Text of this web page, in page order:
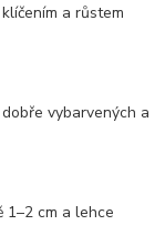
a růstem
vybarvených a
1–2 cm a lehce